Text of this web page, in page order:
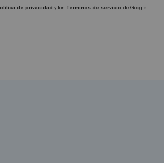
de privacidad y los Términos de servicio de Google.